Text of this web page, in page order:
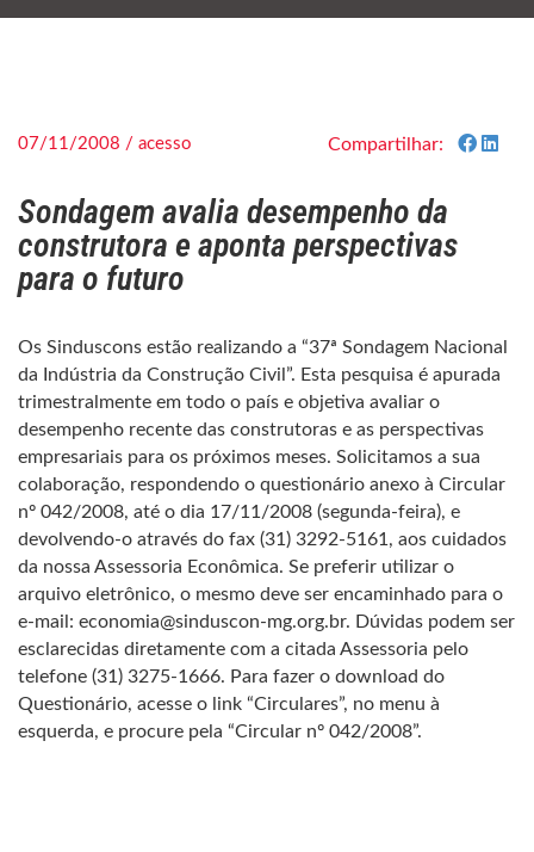
07/11/2008 / acesso Compartilhar:
Sondagem avalia desempenho da
construtora e aponta perspectivas
para o futuro
Os Sinduscons estão realizando a “37ª Sondagem Nacional
da Indústria da Construção Civil”. Esta pesquisa é apurada
trimestralmente em todo o país e objetiva avaliar o
desempenho recente das construtoras e as perspectivas
empresariais para os próximos meses. Solicitamos a sua
colaboração, respondendo o questionário anexo à Circular
nº 042/2008, até o dia 17/11/2008 (segunda-feira), e
devolvendo-o através do fax (31) 3292-5161, aos cuidados
da nossa Assessoria Econômica. Se preferir utilizar o
arquivo eletrônico, o mesmo deve ser encaminhado para o
e-mail: economia@sinduscon-mg.org.br. Dúvidas podem ser
esclarecidas diretamente com a citada Assessoria pelo
telefone (31) 3275-1666. Para fazer o download do
Questionário, acesse o link “Circulares”, no menu à
esquerda, e procure pela “Circular nº 042/2008”.